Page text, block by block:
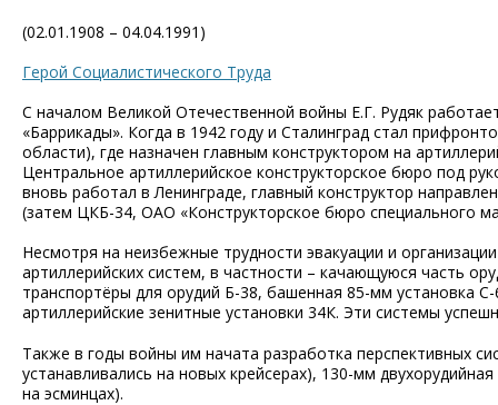
(02.01.1908 – 04.04.1991)
Герой Социалистического Труда
С началом Великой Отечественной войны Е.Г. Рудяк
«Баррикады». Когда в 1942 году и Сталинград стал
области), где назначен главным конструктором на
Центральное артиллерийское конструкторское бюро под
вновь работал в Ленинграде, главный конструктор
(затем ЦКБ-34, ОАО «Конструкторское бюро специального
Несмотря на неизбежные трудности эвакуации и
артиллерийских систем, в частности – качающуюся часть
транспортёры для орудий Б-38, башенная 85-мм установка
артиллерийские зенитные установки 34К. Эти системы
Также в годы войны им начата разработка перспективных
устанавливались на новых крейсерах), 130-мм
на эсминцах).